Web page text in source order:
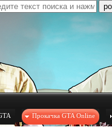
Прокачка GTA Online